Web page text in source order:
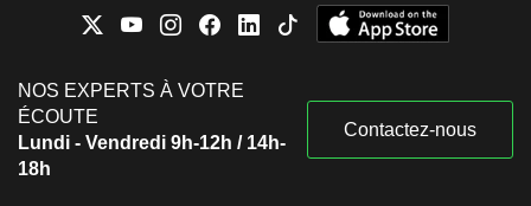
NOS EXPERTS À VOTRE
ÉCOUTE
Lundi - Vendredi 9h-12h / 14h-
18h
Contactez-nous